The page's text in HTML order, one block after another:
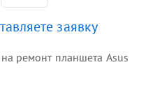
заявку
на ремонт планшета Asus